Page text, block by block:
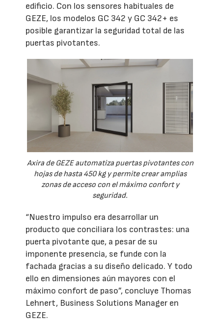
edificio. Con los sensores habituales de
GEZE, los modelos GC 342 y GC 342+ es
posible garantizar la seguridad total de las
puertas pivotantes.
Axira de GEZE automatiza puertas pivotantes con
hojas de hasta 450 kg y permite crear amplias
zonas de acceso con el máximo confort y
seguridad.
“Nuestro impulso era desarrollar un
producto que conciliara los contrastes: una
puerta pivotante que, a pesar de su
imponente presencia, se funde con la
fachada gracias a su diseño delicado. Y todo
ello en dimensiones aún mayores con el
máximo confort de paso”, concluye Thomas
Lehnert, Business Solutions Manager en
GEZE.